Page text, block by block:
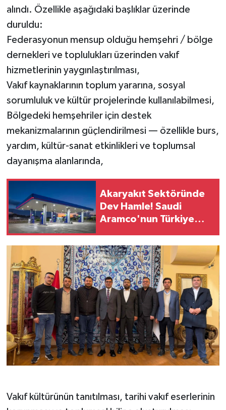
alındı. Özellikle aşağıdaki başlıklar üzerinde
duruldu:
Federasyonun mensup olduğu hemşehri / bölge
dernekleri ve toplulukları üzerinden vakıf
hizmetlerinin yaygınlaştırılması,
Vakıf kaynaklarının toplum yararına, sosyal
sorumluluk ve kültür projelerinde kullanılabilmesi,
Bölgedeki hemşehriler için destek
mekanizmalarının güçlendirilmesi — özellikle burs,
yardım, kültür-sanat etkinlikleri ve toplumsal
dayanışma alanlarında,
Akaryakıt Sektöründe
Dev Hamle! Saudi
Aramco'nun Türkiye
Vakıf kültürünün tanıtılması, tarihi vakıf eserlerinin